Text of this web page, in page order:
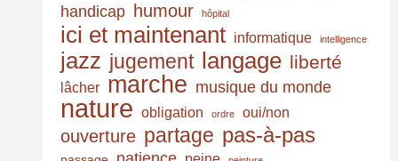
handicap humour hôpital
ici et maintenant informatique intelligence
jazz jugement langage liberté
lâcher marche musique du monde
nature obligation ordre oui/non
ouverture partage pas-à-pas